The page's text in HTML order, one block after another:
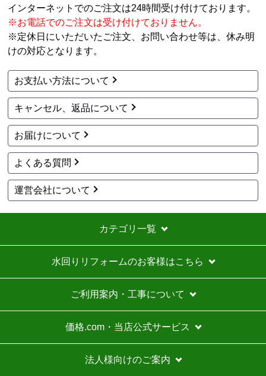
インターネットでのご注文は24時間受け付けております。
※お電話でのご注文は受け付けておりません。
※定休日にいただいたご注文、お問い合わせ等は、休み明
けの対応となります。
お支払い方法について
キャンセル、返品について
お届けについて
よくある質問
運営会社について
カテゴリ一覧
水回りリフォームのお客様はこちら
ご利用案内・工事について
価格.com・当店公式サービス
法人様向けのご案内